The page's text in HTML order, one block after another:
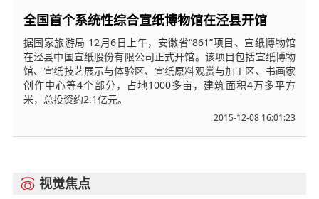
全国首个系统性综合宣纸博物馆在泾县开馆
据国家旅游局 12月6日上午，安徽省“861”项目、宣纸博物馆
在泾县中国宣纸股份有限公司正式开馆。该项目包括宣纸博物
馆、宣纸技艺展示与体验区、宣纸原料观赏与加工区、书画家
创作中心等4个部分，占地1000多亩，建筑面积4万多平方
米，总投资约2.1亿元。
2015-12-08 16:01:23
 视觉焦点